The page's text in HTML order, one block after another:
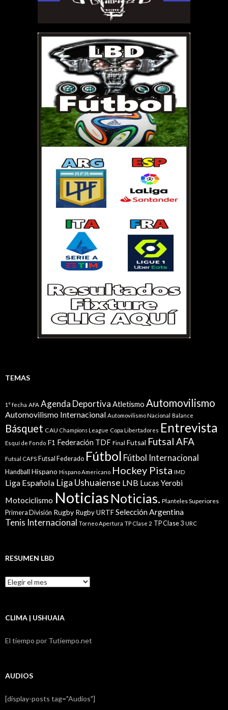
TEMAS
1° fecha AFA Agenda Deportiva Atletismo Automovilismo
Automovilismo Internacional Automovilismo Nacional Balance
Básquet CAU Champions League Copa Libertadores Entrevista
Esquí de Fondo F1 Federación TDF Final Futsal Futsal AFA
Futsal CAFS Futsal Federado Fútbol Fútbol Internacional
Handball Hispano Hispano Americano Hockey Pista IMD
Liga Española Liga Ushuaiense LNB Lucas Yerobi
Motociclismo Noticias Noticias. Planteles Superiores
Primera División Rugby Rugby URTFSelección Argentina
Tenis Internacional Torneo Apertura TP Clase 2 TP Clase 3 URC
RESUMEN LBD
Resumen
LBD
CLIMA | USHUAIA
El tiempo por Tutiempo.net
AUDIOS
[display-posts tag="Audios"]